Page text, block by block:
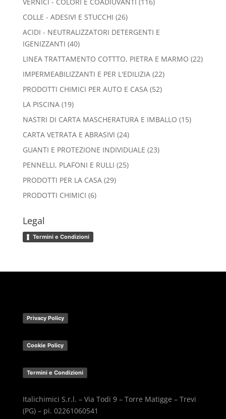
COLLE - ADESIVI E STUCCHI 2626
prodotti
ACIDI - NEUTRALIZZATORI DETERGENTI E
IGENIZZANTI 4040
prodotti
LINEA TRATTAMENTO COTTTO, PIETRA E MARMO 2222
IMPERMEABILIZZANTI E PER L'EDILIZIA 2222
PRODOTTI CHIMICI PER AUTO E CASA 5252
LA PISCINA 1919
prodotti
NASTRI DI CARTA MASCHERATURA E IMBALLO 1515
CARTA VETRATA E ABRASIVI 2424
prodotti
GUANTI E PROTEZIONE INDIVIDUALE 2323
PENNELLI, PLAFONI E RULLI 2525
PRODOTTI PER LA CASA 2929
PRODOTTI CHIMICI 66
Legal
Termini e Condizioni
Privacy Policy
Cookie Policy
Termini e Condizioni
Italichimici S.r.l. – Via Todi 9 – Torre Matigge – Trevi
(PG) – pi. 02261060541